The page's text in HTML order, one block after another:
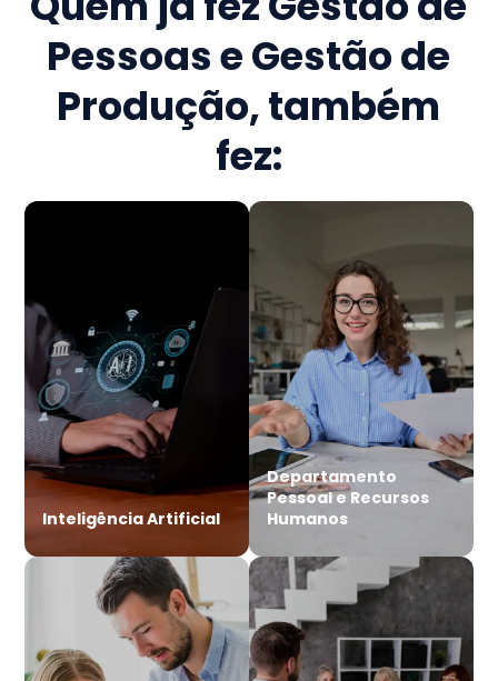
Pessoas e Gestão de
Produção, também
fez:
Inteligência Artificial
Departamento
Pessoal e Recursos
Humanos